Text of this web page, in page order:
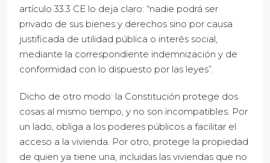
artículo 33.3 CE lo deja claro: “nadie podrá ser
privado de sus bienes y derechos sino por causa
justificada de utilidad pública o interés social,
mediante la correspondiente indemnización y de
conformidad con lo dispuesto por las leyes”.
Dicho de otro modo: la Constitución protege dos
cosas al mismo tiempo, y no son incompatibles. Por
un lado, obliga a los poderes públicos a facilitar el
acceso a la vivienda. Por otro, protege la propiedad
de quien ya tiene una, incluidas las viviendas que no